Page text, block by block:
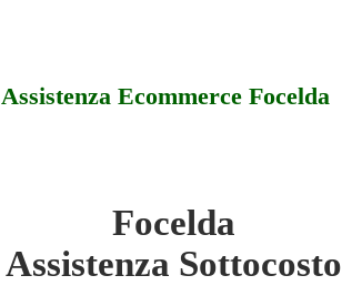
Assistenza Ecommerce Focelda
Focelda
Assistenza Sottocosto